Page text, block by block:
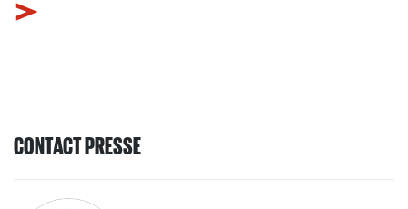
CONTACT PRESSE